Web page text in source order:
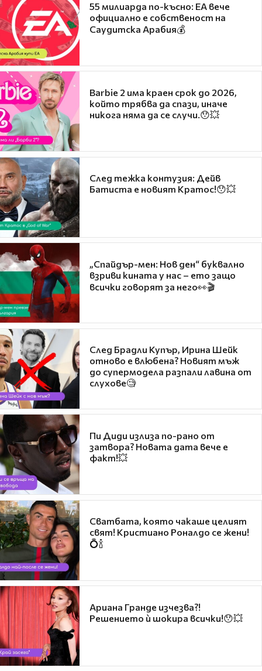
55 милиарда по-късно: EA вече
официално е собственост на
Саудитска Арабия💰
Barbie 2 има краен срок до 2026,
който трябва да спази, иначе
никога няма да се случи.😯💥
След тежка контузия: Дейв
Батиста е новият Кратос!😯💥
„Спайдър-мен: Нов ден“ буквално
взриви кината у нас – ето защо
всички говорят за него👀🎬
След Брадли Купър, Ирина Шейк
отново е влюбена? Новият мъж
до супермодела разпали лавина от
слухове🧐
Пи Диди излиза по-рано от
затвора? Новата дата вече е
факт!💥
Сватбата, която чакаше целият
свят! Кристиано Роналдо се жени!
💍🍾
Ариана Гранде изчезва?!
Решението ѝ шокира всички!😯💥